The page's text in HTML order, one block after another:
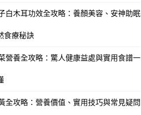
白木耳功效全攻略：養顏美容、安神助眠
食療秘訣
營養全攻略：驚人健康益處與實用食譜一
全攻略：營養價值、實用技巧與常見疑問